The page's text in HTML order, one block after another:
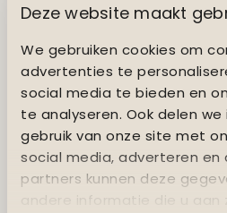
Deze website maakt
We gebruiken cookies om
advertenties te
social media te bieden en
te analyseren. Ook delen
gebruik van onze site met
social media, adverteren en
partners kunnen deze
andere informatie die u
Houd je parasol in
waterafstotend polyester en
ademend membraan,
tegen regen, wind, stof en
stevige sluitingen blijft de
bij winderig weer.
lees meer
Verzending & bezorging